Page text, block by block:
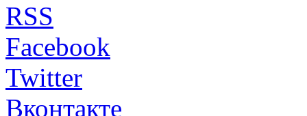
RSS
Facebook
Twitter
Вконтакте